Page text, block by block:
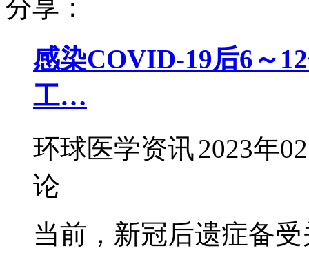
分享：
感染COVID-19后6～
工…
环球医学资讯2023年
论
当前，新冠后遗症备